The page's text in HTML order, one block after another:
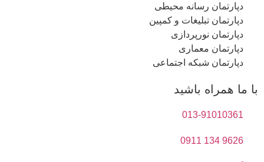
دپارتمان رسانه محیطی
دپارتمان تبلیغات و کمپین
دپارتمان نورپردازی
دپارتمان معماری
دپارتمان شبکه اجتماعی
با ما همراه باشید
013-91010361
9626 134 0911